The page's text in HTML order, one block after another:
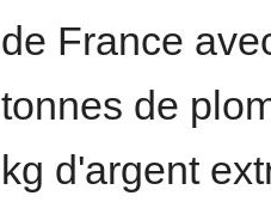
de France
tonnes de
kg d'argent